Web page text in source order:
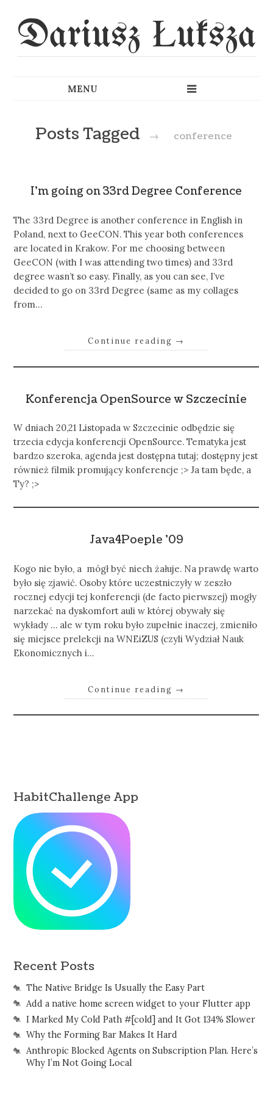
Dariusz Łuksza
Posts Tagged → conference
I’m going on 33rd Degree Conference
The 33rd Degree is another conference in English in
Poland, next to GeeCON. This year both conferences
are located in Krakow. For me choosing between
GeeCON (with I was attending two times) and 33rd
degree wasn’t so easy. Finally, as you can see, I’ve
decided to go on 33rd Degree (same as my collages
from…
Continue reading →
Konferencja OpenSource w Szczecinie
W dniach 20,21 Listopada w Szczecinie odbędzie się
trzecia edycja konferencji OpenSource. Tematyka jest
bardzo szeroka, agenda jest dostępna tutaj; dostępny jest
również filmik promujący konferencje ;> Ja tam będe, a
Ty? ;>
Java4Poeple ’09
Kogo nie było, a mógł być niech żałuje. Na prawdę warto
było się zjawić. Osoby które uczestniczyły w zeszło
rocznej edycji tej konferencji (de facto pierwszej) mogły
narzekać na dyskomfort auli w której obywały się
wykłady … ale w tym roku było zupełnie inaczej, zmieniło
się miejsce prelekcji na WNEiZUS (czyli Wydział Nauk
Ekonomicznych i…
Continue reading →
HabitChallenge App
Recent Posts
The Native Bridge Is Usually the Easy Part
Add a native home screen widget to your Flutter app
I Marked My Cold Path #[cold] and It Got 134% Slower
Why the Forming Bar Makes It Hard
Anthropic Blocked Agents on Subscription Plan. Here’s
Why I’m Not Going Local